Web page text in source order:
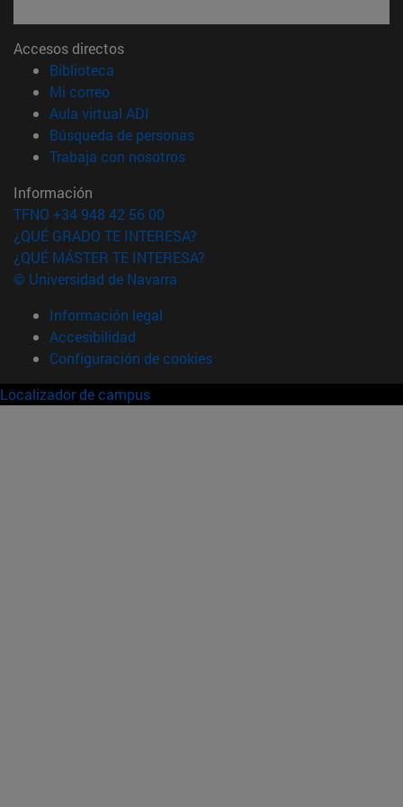
Accesos directos
Biblioteca
Mi correo(abre en nueva ventana)
Aula virtual ADI
Búsqueda de personas(abre en nueva ventana)
Trabaja con nosotros(abre en nueva ventana)
Información
TFNO +34 948 42 56 00
¿QUÉ GRADO TE INTERESA?
¿QUÉ MÁSTER TE INTERESA?
© Universidad de Navarra
Información legal
Accesibilidad
Configuración de cookies
Localizador de campus